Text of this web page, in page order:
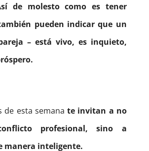
de molesto como es tener
pueden indicar que un
– está vivo, es inquieto,
de esta semana te invitan a no
profesional, sino a
manera inteligente.